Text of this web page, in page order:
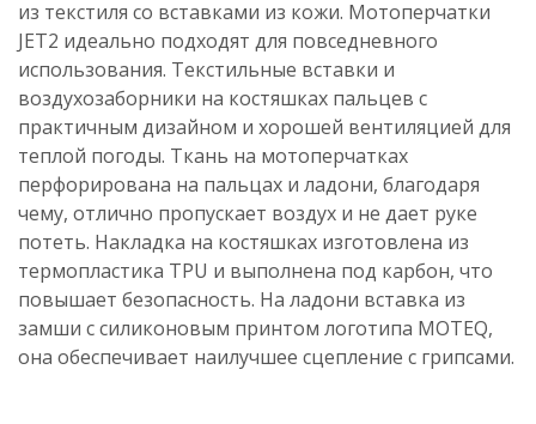
из текстиля со вставками из кожи. Мотоперчатки
JET2 идеально подходят для повседневного
использования. Текстильные вставки и
воздухозаборники на костяшках пальцев с
практичным дизайном и хорошей вентиляцией для
теплой погоды. Ткань на мотоперчатках
перфорирована на пальцах и ладони, благодаря
чему, отлично пропускает воздух и не дает руке
потеть. Накладка на костяшках изготовлена из
термопластика TPU и выполнена под карбон, что
повышает безопасность. На ладони вставка из
замши с силиконовым принтом логотипа MOTEQ,
она обеспечивает наилучшее сцепление с грипсами.